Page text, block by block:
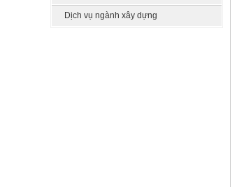
Dịch vụ ngành xây dựng